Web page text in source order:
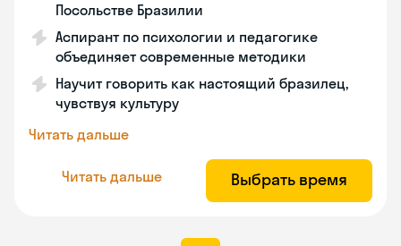
Посольстве Бразилии
Аспирант по психологии и педагогике
объединяет современные методики
Научит говорить как настоящий бразилец,
чувствуя культуру
Читать дальше
Читать дальше Выбрать время